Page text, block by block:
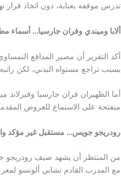
تدرس موقفه بعناية، دون اتخاذ قرار
ألابا وميندي وفران جارسيا… أسماء
أكد التقرير أن مصير المدافع النمساوي
بسبب تراجع مستواه البدني، لكن
أما الظهيران فران جارسيا وفيرلاند
منفتحة على الاستماع للعروض
رودريجو جويس… مستقبل غير مؤكد
من المنتظر أن يشهد صيف رودريجو
مع المدرب القادم تشابي ألونسو